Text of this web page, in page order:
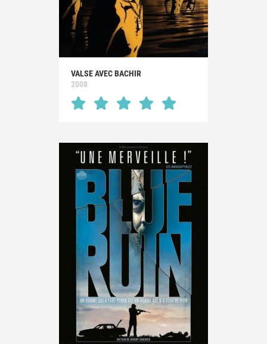
VALSE AVEC BACHIR
2008